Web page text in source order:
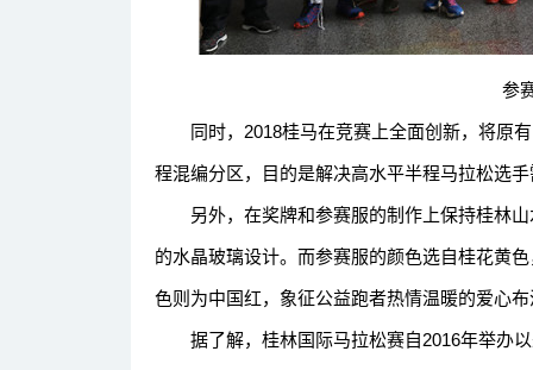
参赛
同时，2018桂马在竞赛上全面创新，将原有
程混编分区，目的是解决高水平半程马拉松选
另外，在奖牌和参赛服的制作上保持桂林山
的水晶玻璃设计。而参赛服的颜色选自桂花黄
色则为中国红，象征公益跑者热情温暖的爱心
据了解，桂林国际马拉松赛自2016年举办以